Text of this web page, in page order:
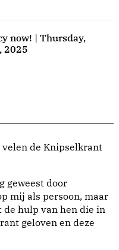
now! | Thursday,
2025
de Knipselkrant
geweest door
mij als persoon, maar
de hulp van hen die in
geloven en deze